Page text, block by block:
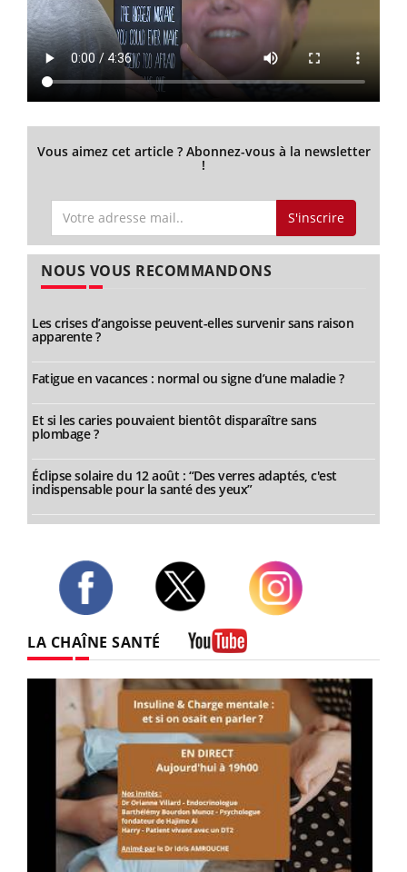
Vous aimez cet article ? Abonnez-vous à la newsletter
!
S'inscrire
NOUS VOUS RECOMMANDONS
Les crises d’angoisse peuvent-elles survenir sans raison
apparente ?
Fatigue en vacances : normal ou signe d’une maladie ?
Et si les caries pouvaient bientôt disparaître sans
plombage ?
Éclipse solaire du 12 août : “Des verres adaptés, c'est
indispensable pour la santé des yeux”
LA CHAÎNE SANTÉ